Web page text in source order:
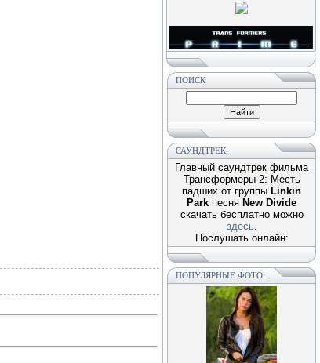
ПОИСК
САУНДТРЕК:
Главный саундтрек фильма
Трансформеры 2: Месть
падших от группы Linkin
Park песня New Divide
скачать бесплатно можно
здесь.
Послушать онлайн:
ПОПУЛЯРНЫЕ ФОТО: